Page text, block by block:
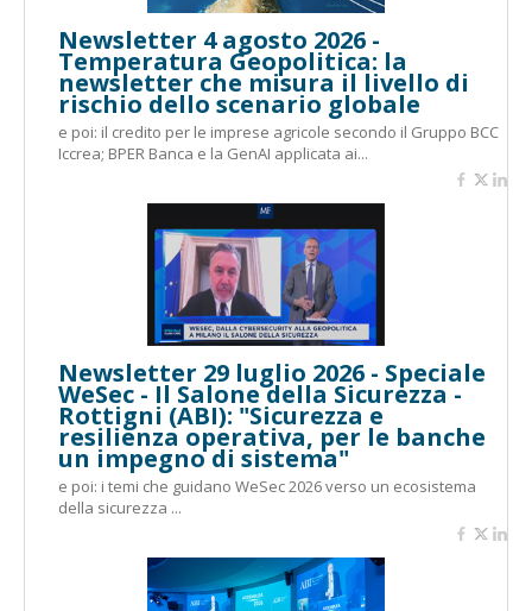
Newsletter 4 agosto 2026 -
Temperatura Geopolitica: la
newsletter che misura il livello di
rischio dello scenario globale
e poi: il credito per le imprese agricole secondo il Gruppo BCC
Iccrea; BPER Banca e la GenAI applicata ai...
Newsletter 29 luglio 2026 - Speciale
WeSec - Il Salone della Sicurezza -
Rottigni (ABI): "Sicurezza e
resilienza operativa, per le banche
un impegno di sistema"
e poi: i temi che guidano WeSec 2026 verso un ecosistema
della sicurezza ...